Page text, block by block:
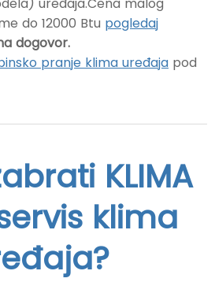
uređaja.Cena malog
do 12000 Btu pogledaj
dogovor.
pranje klima uređaja pod
KLIMA
klima